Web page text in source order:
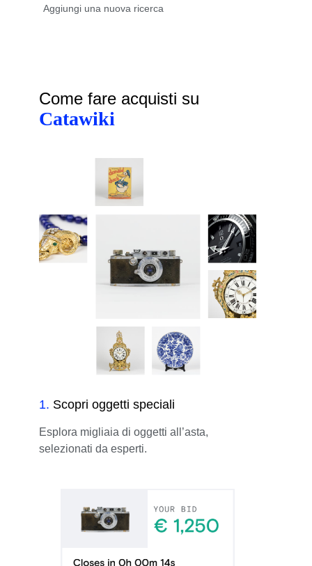
Come fare acquisti su
Catawiki
1. Scopri oggetti speciali
Esplora migliaia di oggetti all’asta,
selezionati da esperti.